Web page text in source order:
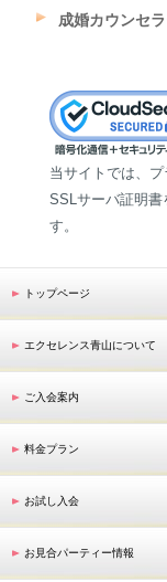
成婚カウンセ
当サイトでは、
SSLサーバ証明書
す。
トップページ
エクセレンス青山について
ご入会案内
料金プラン
お試し入会
お見合パーティー情報